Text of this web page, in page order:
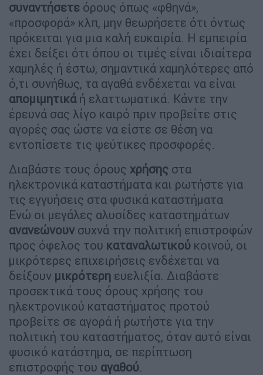
συναντήσετε όρους όπως «φθηνά»,
«προσφορά» κλπ, μην θεωρήσετε ότι όντως
πρόκειται για μια καλή ευκαιρία. Η εμπειρία
έχει δείξει ότι όπου οι τιμές είναι ιδιαίτερα
χαμηλές ή έστω, σημαντικά χαμηλότερες από
ό,τι συνήθως, τα αγαθά ενδέχεται να είναι
απομιμητικάή ελαττωματικά. Κάντε την
έρευνά σας λίγο καιρό πριν προβείτε στις
αγορές σας ώστε να είστε σε θέση να
εντοπίσετε τις ψεύτικες προσφορές.
Διαβάστε τους όρους χρήσης στα
ηλεκτρονικά καταστήματα και ρωτήστε για
τις εγγυήσεις στα φυσικά καταστήματα
Ενώ οι μεγάλες αλυσίδες καταστημάτων
ανανεώνουν συχνά την πολιτική επιστροφών
προς όφελος του καταναλωτικού κοινού, οι
μικρότερες επιχειρήσεις ενδέχεται να
δείξουν μικρότερη ευελιξία. Διαβάστε
προσεκτικά τους όρους χρήσης του
ηλεκτρονικού καταστήματος προτού
προβείτε σε αγορά ή ρωτήστε για την
πολιτική του καταστήματος, όταν αυτό είναι
φυσικό κατάστημα, σε περίπτωση
επιστροφής του αγαθού.